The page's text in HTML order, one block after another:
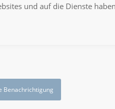
und auf die Dienste
Benachrichtigung